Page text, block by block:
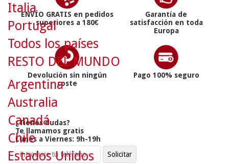
ENVÍO GRATIS en pedidos
superiores a 180€
Garantía de
satisfacción en toda
Europa
Devolución sin ningún
coste
Pago 100% seguro
¿Tienes dudas?
Te llamamos gratis
Lunes a Viernes: 9h-19h
Italia
Portugal
Todos los países
RESTO DEL MUNDO
Argentina
Australia
Canadá
Chile
Estados Unidos